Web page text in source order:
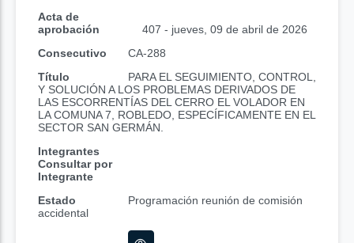
Acta de
aprobación
407 - jueves, 09 de abril de 2026
Consecutivo
CA-288
Título
PARA EL SEGUIMIENTO, CONTROL,
Y SOLUCIÓN A LOS PROBLEMAS DERIVADOS DE
LAS ESCORRENTÍAS DEL CERRO EL VOLADOR EN
LA COMUNA 7, ROBLEDO, ESPECÍFICAMENTE EN EL
SECTOR SAN GERMÁN.
Integrantes
Consultar por
Integrante
Estado
Programación reunión de comisión
accidental